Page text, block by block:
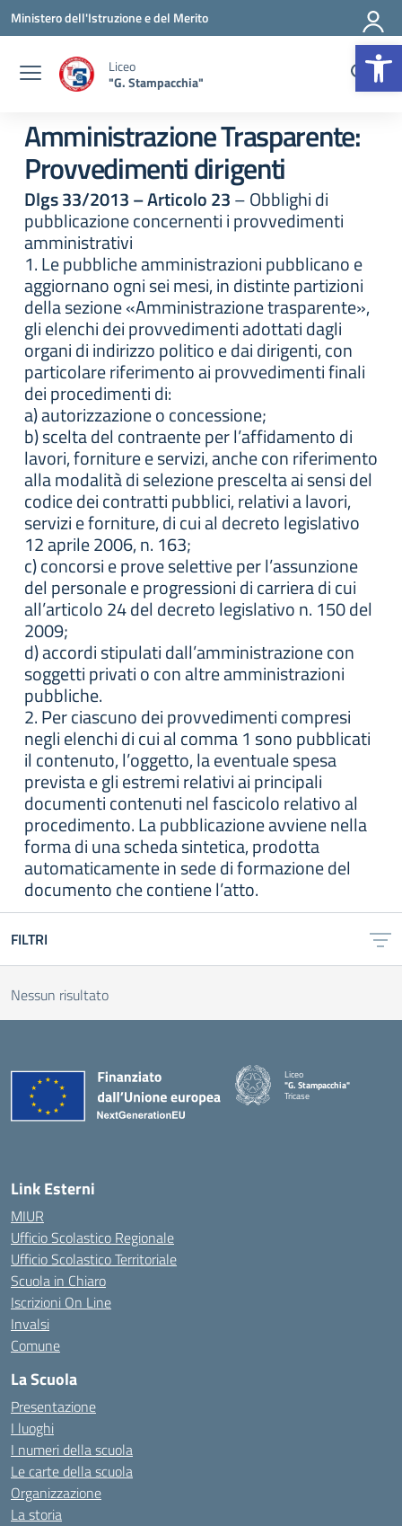
Vai ai contenuti
Vai al menu di navigazione
Vai al footer
Ministero dell'Istruzione e del Merito
Liceo
"G. Stampacchia"
Amministrazione Trasparente:
Provvedimenti dirigenti
Dlgs 33/2013 – Articolo 23– Obblighi di
pubblicazione concernenti i provvedimenti
amministrativi
1. Le pubbliche amministrazioni pubblicano e
aggiornano ogni sei mesi, in distinte partizioni
della sezione «Amministrazione trasparente»,
gli elenchi dei provvedimenti adottati dagli
organi di indirizzo politico e dai dirigenti, con
particolare riferimento ai provvedimenti finali
dei procedimenti di:
a) autorizzazione o concessione;
b) scelta del contraente per l’affidamento di
lavori, forniture e servizi, anche con riferimento
alla modalità di selezione prescelta ai sensi del
codice dei contratti pubblici, relativi a lavori,
servizi e forniture, di cui al decreto legislativo
12 aprile 2006, n. 163;
c) concorsi e prove selettive per l’assunzione
del personale e progressioni di carriera di cui
all’articolo 24 del decreto legislativo n. 150 del
2009;
d) accordi stipulati dall’amministrazione con
soggetti privati o con altre amministrazioni
pubbliche.
2. Per ciascuno dei provvedimenti compresi
negli elenchi di cui al comma 1 sono pubblicati
il contenuto, l’oggetto, la eventuale spesa
prevista e gli estremi relativi ai principali
documenti contenuti nel fascicolo relativo al
procedimento. La pubblicazione avviene nella
forma di una scheda sintetica, prodotta
automaticamente in sede di formazione del
documento che contiene l’atto.
FILTRI
Nessun risultato
Liceo
"G. Stampacchia"
Tricase
Link Esterni
MIUR
Ufficio Scolastico Regionale
Ufficio Scolastico Territoriale
Scuola in Chiaro
Iscrizioni On Line
Invalsi
Comune
La Scuola
Presentazione
I luoghi
I numeri della scuola
Le carte della scuola
Organizzazione
La storia